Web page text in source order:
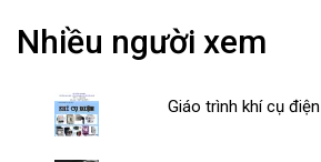
Nhiều người xem
Giáo trình khí cụ